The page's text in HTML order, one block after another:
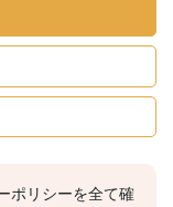
ポリシーを全て確